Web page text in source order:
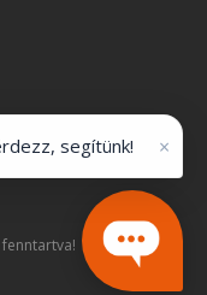
segítünk! ×